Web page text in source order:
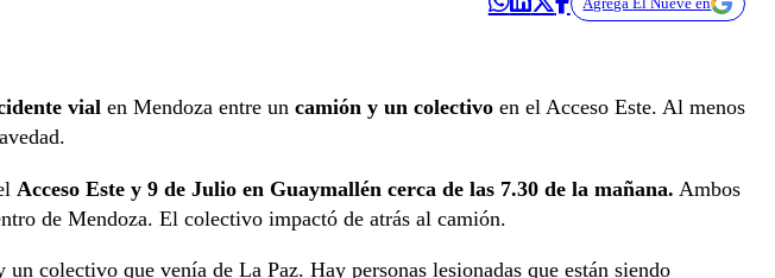
vial en Mendoza entre un camión y un colectivo en el Acceso Este. Al menos
Acceso Este y 9 de Julio en Guaymallén cerca de las 7.30 de la mañana. Ambos
de Mendoza. El colectivo impactó de atrás al camión.
colectivo que venía de La Paz. Hay personas lesionadas que están siendo